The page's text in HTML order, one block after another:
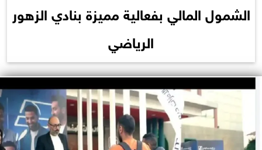
الشمول المالي بفعالية مميزة بنادي الزهور
الرياضي